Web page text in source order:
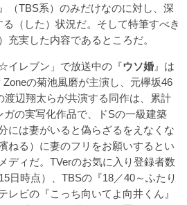
（TBS系）のみだけなのに対し、深
（した）状況だ。そして特筆すべき
充実した内容であるところだ。
レブン」で放送中の『ウソ婚 』は
の菊池風磨が主演し、元欅坂46
渡辺翔太らが共演する同作は、累計
の実写化作品で、ドSの一級建築
には妻がいると偽らざるをえなくな
ねる）に妻のフリをお願いするとい
ディだ。TVerのお気に入り登録者数
日時点）、TBSの『18／40～ふたり
レビの『こっち向いてよ向井くん』